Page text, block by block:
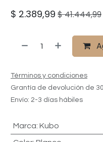
$ 2.389,99 $41.444,99
Términos y condiciones
Grantía de devolución de
Envío: 2-3 días hábiles
Marca: Kubo